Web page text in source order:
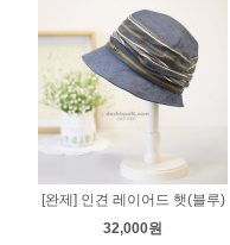
[완제] 인견 레이어드 햇(블루)
32,000원